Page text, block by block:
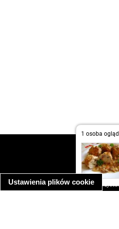
Ustawienia plików cookie
1 osoba
kontakt
informacja o
informacja o